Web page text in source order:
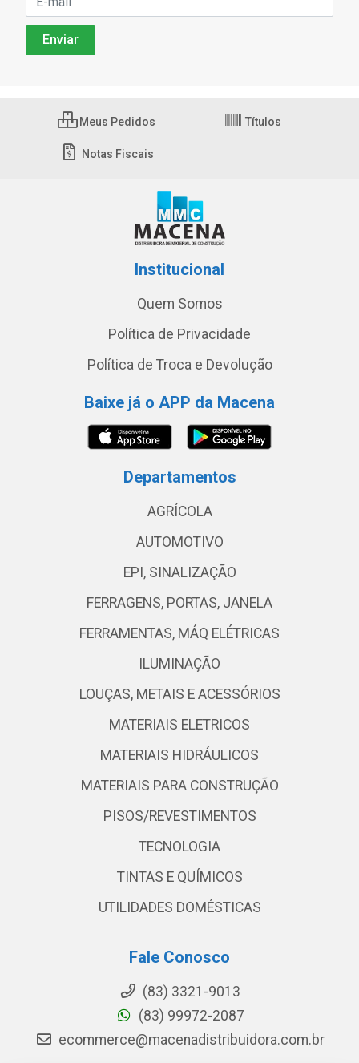
Meus Pedidos Títulos
Notas Fiscais
Institucional
Quem Somos
Política de Privacidade
Política de Troca e Devolução
Baixe já o APP da Macena
Departamentos
AGRÍCOLA
AUTOMOTIVO
EPI, SINALIZAÇÃO
FERRAGENS, PORTAS, JANELA
FERRAMENTAS, MÁQ ELÉTRICAS
ILUMINAÇÃO
LOUÇAS, METAIS E ACESSÓRIOS
MATERIAIS ELETRICOS
MATERIAIS HIDRÁULICOS
MATERIAIS PARA CONSTRUÇÃO
PISOS/REVESTIMENTOS
TECNOLOGIA
TINTAS E QUÍMICOS
UTILIDADES DOMÉSTICAS
Fale Conosco
(83) 3321-9013
(83) 99972-2087
ecommerce@macenadistribuidora.com.br